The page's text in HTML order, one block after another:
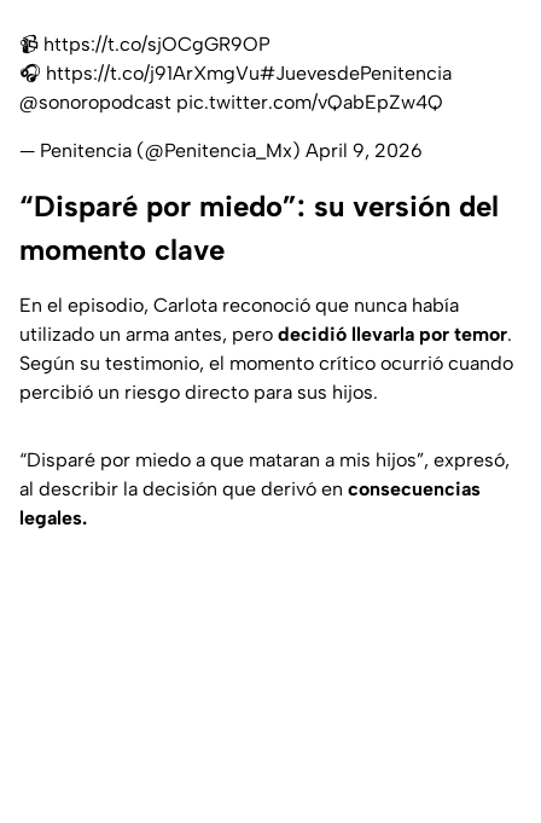
📹 https://t.co/sjOCgGR9OP
🎧 https://t.co/j91ArXmgVu#JuevesdePenitencia
@sonoropodcast pic.twitter.com/vQabEpZw4Q
— Penitencia (@Penitencia_Mx) April 9, 2026
“Disparé por miedo”: su versión del
momento clave
En el episodio, Carlota reconoció que nunca había
utilizado un arma antes, pero decidió llevarla por temor.
Según su testimonio, el momento crítico ocurrió cuando
percibió un riesgo directo para sus hijos.
“Disparé por miedo a que mataran a mis hijos”, expresó,
al describir la decisión que derivó en consecuencias
legales.